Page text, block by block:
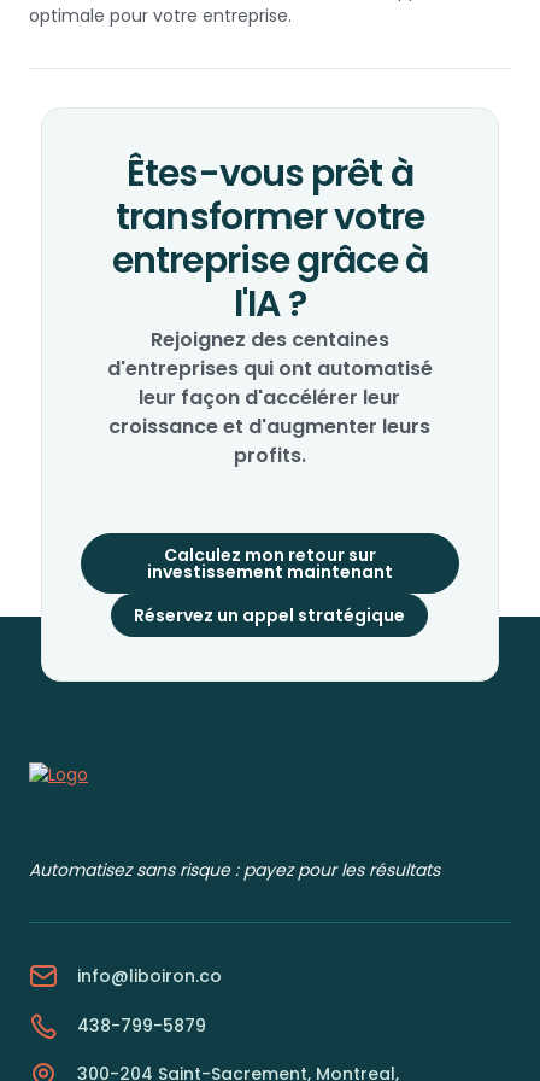
optimale pour votre entreprise.
Êtes-vous prêt à
transformer votre
entreprise grâce à
l'IA ?
Rejoignez des centaines
d'entreprises qui ont automatisé
leur façon d'accélérer leur
croissance et d'augmenter leurs
profits.
Calculez mon retour sur
investissement maintenant
Réservez un appel stratégique
Automatisez sans risque : payez pour les résultats
info@liboiron.co
438-799-5879
300-204 Saint-Sacrement, Montreal,